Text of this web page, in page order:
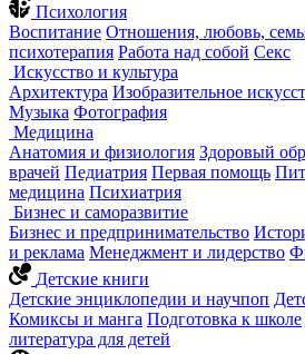
Психология
Воспитание Отношения, любовь,
психотерапия Работа над собой Секс
Искусство и культура
Архитектура Изобразительное
Музыка Фотография
Медицина
Анатомия и физиология Здоровый
врачей Педиатрия Первая помощь
медицина Психиатрия
Бизнес и саморазвитие
Бизнес и предпринимательство
и реклама Менеджмент и лидерство
Детские книги
Детские энциклопедии и научпоп
Комиксы и манга Подготовка к школе
литература для детей